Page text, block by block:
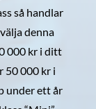
så handlar
denna
000 kr i ditt
50 000 kr i
under ett år